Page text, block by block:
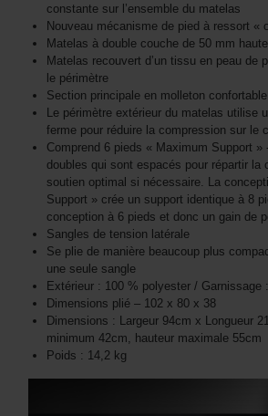
constante sur l’ensemble du matelas
Nouveau mécanisme de pied à ressort «
Matelas à double couche de 50 mm
Matelas recouvert d’un tissu en peau de
le périmètre
Section principale en molleton confortable
Le périmètre extérieur du matelas utilise
ferme pour réduire la compression sur le
Comprend 6 pieds « Maximum Support »
doubles qui sont espacés pour répartir la
soutien optimal si nécessaire. La
Support » crée un support identique à 8
conception à 6 pieds et donc un gain de
Sangles de tension latérale
Se plie de manière beaucoup plus
une seule sangle
Extérieur : 100 % polyester / Garnissage
Dimensions plié – 102 x 80 x 38
Dimensions : Largeur 94cm x Longueur
minimum 42cm, hauteur maximale 55cm
Poids : 14,2 kg